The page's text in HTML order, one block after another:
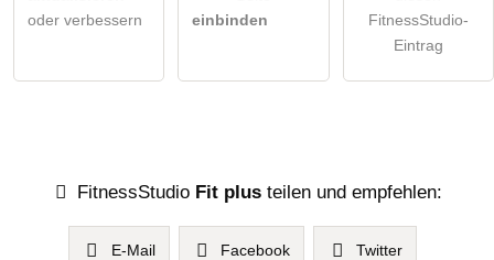
oder verbessern
einbinden
FitnessStudio-
Eintrag
FitnessStudio Fit plus teilen und empfehlen:
E-Mail Facebook Twitter